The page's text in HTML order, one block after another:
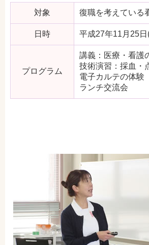
対象 復職を考えている
日時 平成27年11月25
プログラム
講義：医療・看護
技術演習：採血・
電子カルテの体験
ランチ交流会